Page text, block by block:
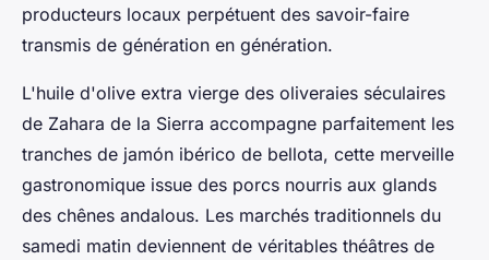
producteurs locaux perpétuent des savoir-faire
transmis de génération en génération.
L'huile d'olive extra vierge des oliveraies séculaires
de Zahara de la Sierra accompagne parfaitement les
tranches de jamón ibérico de bellota, cette merveille
gastronomique issue des porcs nourris aux glands
des chênes andalous. Les marchés traditionnels du
samedi matin deviennent de véritables théâtres de